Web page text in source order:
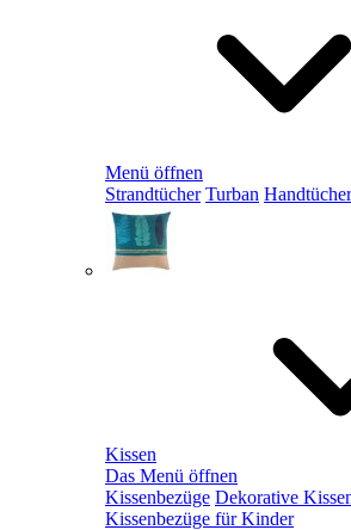
Menü öffnen
Strandtücher Turban
Kissen
Das Menü öffnen
Kissenbezüge Dekorative
Kissenbezüge für Kinder